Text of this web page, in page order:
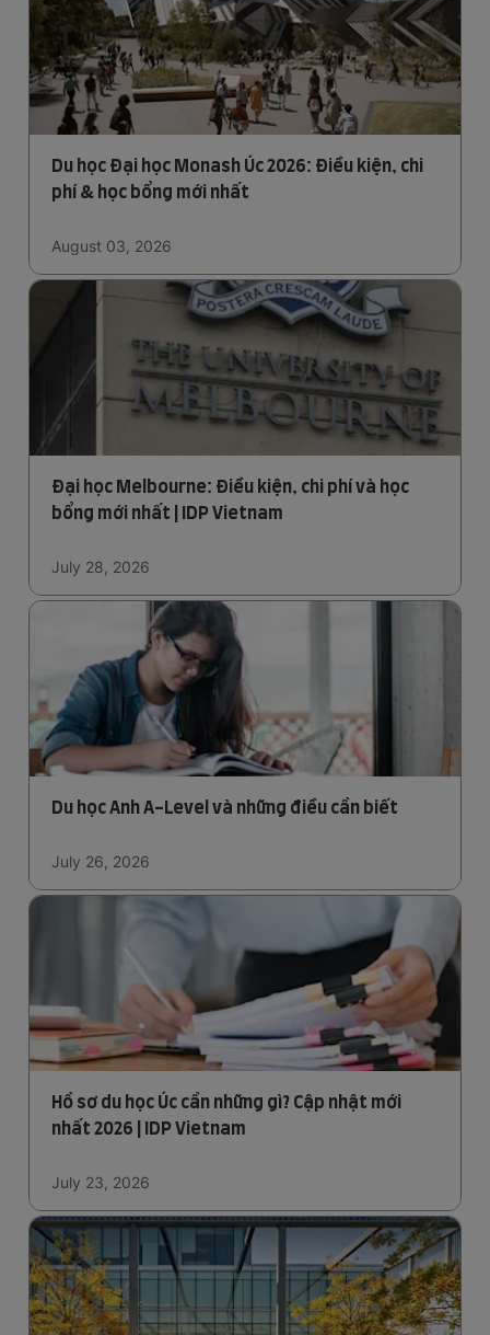
Du học Đại học Monash Úc 2026: Điều kiện, chi
phí & học bổng mới nhất
August 03, 2026
Đại học Melbourne: Điều kiện, chi phí và học
bổng mới nhất | IDP Vietnam
July 28, 2026
Du học Anh A-Level và những điều cần biết
July 26, 2026
Hồ sơ du học Úc cần những gì? Cập nhật mới
nhất 2026 | IDP Vietnam
July 23, 2026